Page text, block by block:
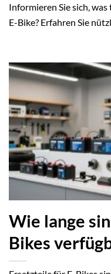
Informieren Sie sich,
E-Bike? Erfahren Sie
Wie lange
Bikes